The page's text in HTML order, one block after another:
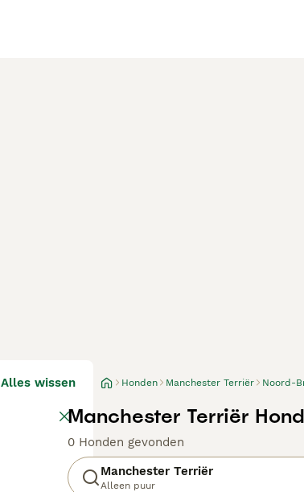
Alles wissen Honden Manchester Terriër Noord-
Manchester Terriër
0 Honden gevonden
Manchester Terriër
Alleen puur